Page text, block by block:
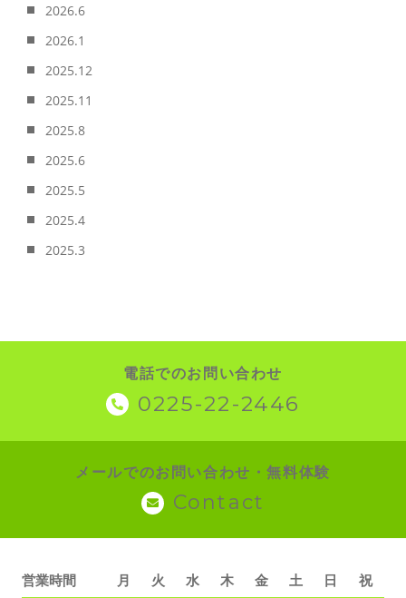
2026.6
2026.1
2025.12
2025.11
2025.8
2025.6
2025.5
2025.4
2025.3
電話でのお問い合わせ
0225-22-2446
メールでのお問い合わせ・無料体験
Contact
営業時間 月 火 水 木 金 土 日 祝